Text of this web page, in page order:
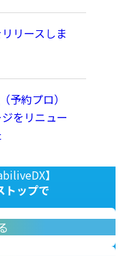
リースしま
約プロ）
をリニュー
】
トップで
お答えします